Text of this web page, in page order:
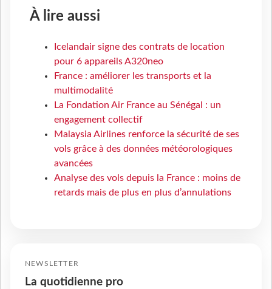
À lire aussi
Icelandair signe des contrats de location
pour 6 appareils A320neo
France : améliorer les transports et la
multimodalité
La Fondation Air France au Sénégal : un
engagement collectif
Malaysia Airlines renforce la sécurité de ses
vols grâce à des données météorologiques
avancées
Analyse des vols depuis la France : moins de
retards mais de plus en plus d’annulations
NEWSLETTER
La quotidienne pro